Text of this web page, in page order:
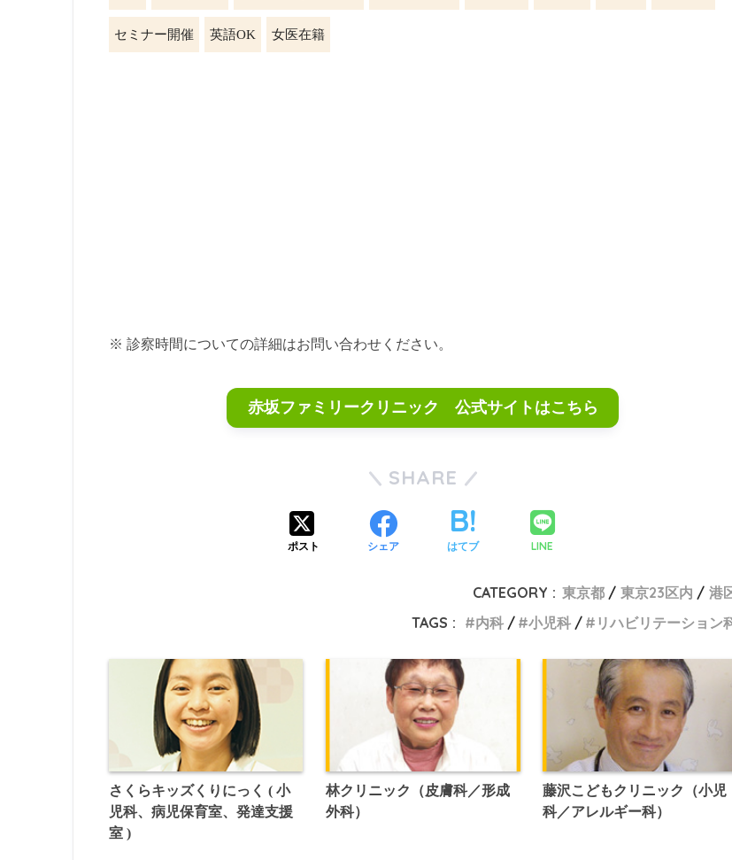
セミナー開催 英語OK 女医在籍
※ 診察時間についての詳細はお問い合わせください。
赤坂ファミリークリニック 公式サイトはこちら
SHARE
ポスト シェア はてブ LINE
CATEGORY : 東京都 東京23区内
港
TAGS :
内科 小児科 リハビリテーション
さくらキッズくりにっく ( 小
児科、病児保育室、発達支援
室 )
林クリニック（皮膚科／形成
外科）
藤沢こどもクリニック（小児
科／アレルギー科）